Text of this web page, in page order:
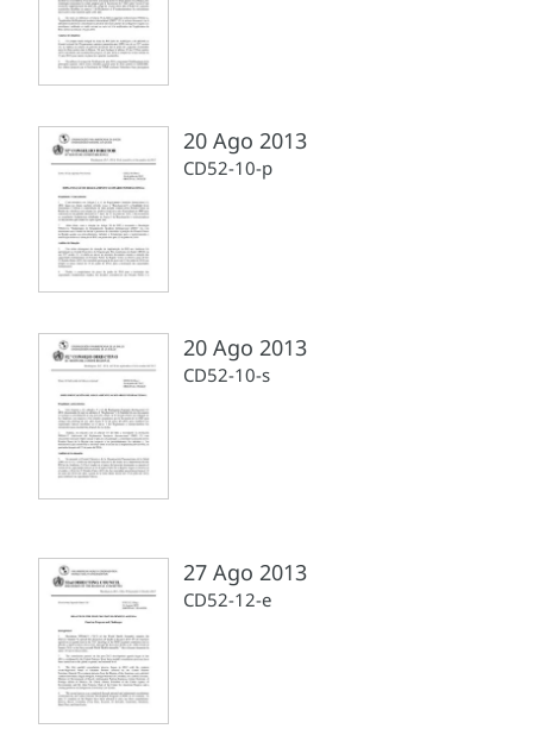
20 Ago 2013
CD52-10-p
20 Ago 2013
CD52-10-s
27 Ago 2013
CD52-12-e